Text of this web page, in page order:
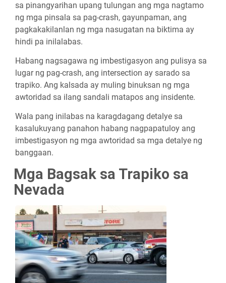
sa pinangyarihan upang tulungan ang mga nagtamo
ng mga pinsala sa pag-crash, gayunpaman, ang
pagkakakilanlan ng mga nasugatan na biktima ay
hindi pa inilalabas.
Habang nagsagawa ng imbestigasyon ang pulisya sa
lugar ng pag-crash, ang intersection ay sarado sa
trapiko. Ang kalsada ay muling binuksan ng mga
awtoridad sa ilang sandali matapos ang insidente.
Wala pang inilabas na karagdagang detalye sa
kasalukuyang panahon habang nagpapatuloy ang
imbestigasyon ng mga awtoridad sa mga detalye ng
banggaan.
Mga Bagsak sa Trapiko sa
Nevada